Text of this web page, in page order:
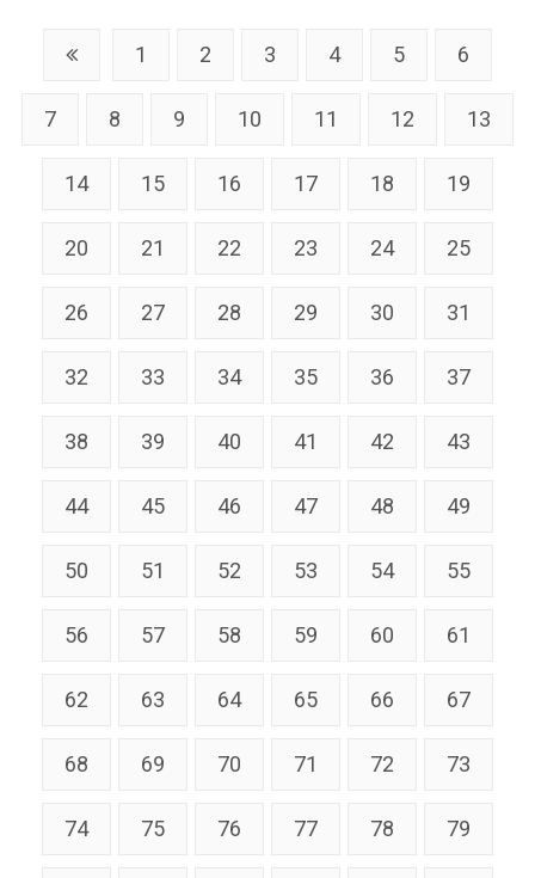
1 2 3 4 5 6
7 8 9 10 11 12 13
14 15 16 17 18 19
20 21 22 23 24 25
26 27 28 29 30 31
32 33 34 35 36 37
38 39 40 41 42 43
44 45 46 47 48 49
50 51 52 53 54 55
56 57 58 59 60 61
62 63 64 65 66 67
68 69 70 71 72 73
74 75 76 77 78 79